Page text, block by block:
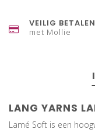
VEILIG BETALEN
met Mollie
LANG YARNS
Lamé Soft is een